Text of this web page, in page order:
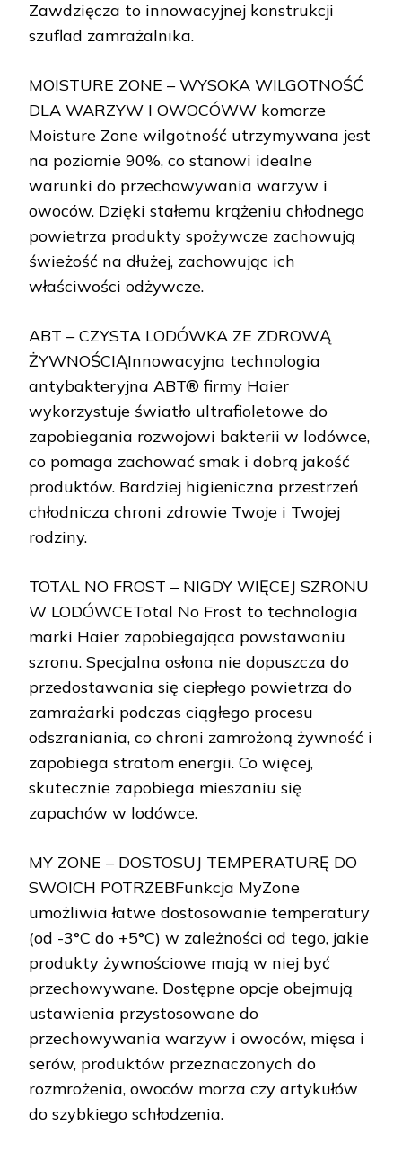
Zawdzięcza to innowacyjnej konstrukcji
szuflad zamrażalnika.
MOISTURE ZONE – WYSOKA WILGOTNOŚĆ
DLA WARZYW I OWOCÓWW komorze
Moisture Zone wilgotność utrzymywana jest
na poziomie 90%, co stanowi idealne
warunki do przechowywania warzyw i
owoców. Dzięki stałemu krążeniu chłodnego
powietrza produkty spożywcze zachowują
świeżość na dłużej, zachowując ich
właściwości odżywcze.
ABT – CZYSTA LODÓWKA ZE ZDROWĄ
ŻYWNOŚCIĄInnowacyjna technologia
antybakteryjna ABT® firmy Haier
wykorzystuje światło ultrafioletowe do
zapobiegania rozwojowi bakterii w lodówce,
co pomaga zachować smak i dobrą jakość
produktów. Bardziej higieniczna przestrzeń
chłodnicza chroni zdrowie Twoje i Twojej
rodziny.
TOTAL NO FROST – NIGDY WIĘCEJ SZRONU
W LODÓWCETotal No Frost to technologia
marki Haier zapobiegająca powstawaniu
szronu. Specjalna osłona nie dopuszcza do
przedostawania się ciepłego powietrza do
zamrażarki podczas ciągłego procesu
odszraniania, co chroni zamrożoną żywność i
zapobiega stratom energii. Co więcej,
skutecznie zapobiega mieszaniu się
zapachów w lodówce.
MY ZONE – DOSTOSUJ TEMPERATURĘ DO
SWOICH POTRZEBFunkcja MyZone
umożliwia łatwe dostosowanie temperatury
(od -3°C do +5°C) w zależności od tego, jakie
produkty żywnościowe mają w niej być
przechowywane. Dostępne opcje obejmują
ustawienia przystosowane do
przechowywania warzyw i owoców, mięsa i
serów, produktów przeznaczonych do
rozmrożenia, owoców morza czy artykułów
do szybkiego schłodzenia.